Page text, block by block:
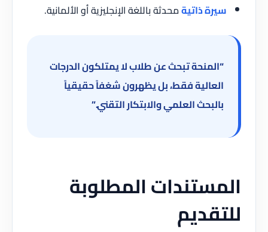
سيرة ذاتيةمحدثة باللغة الإنجليزية أو الألمانية.
“المنحة تبحث عن طلاب لا يمتلكون الدرجات
العالية فقط، بل يظهرون شغفاً حقيقياً
بالبحث العلمي والابتكار التقني.”
المستندات المطلوبة
للتقديم